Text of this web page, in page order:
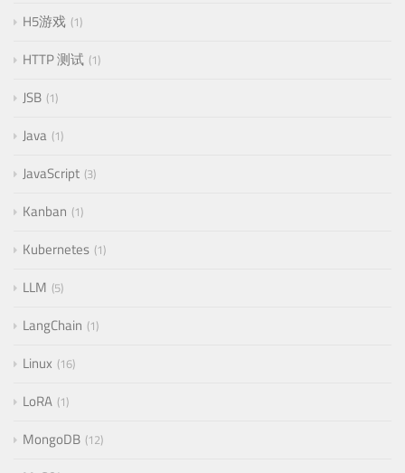
H5游戏 1
HTTP 测试 1
JSB 1
Java 1
JavaScript 3
Kanban 1
Kubernetes 1
LLM 5
LangChain 1
Linux 16
LoRA 1
MongoDB 12